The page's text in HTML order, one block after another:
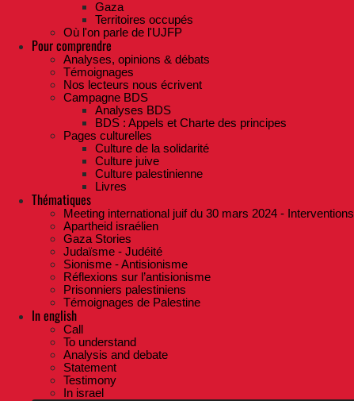
Gaza
Territoires occupés
Où l'on parle de l'UJFP
Pour comprendre
Analyses, opinions & débats
Témoignages
Nos lecteurs nous écrivent
Campagne BDS
Analyses BDS
BDS : Appels et Charte des principes
Pages culturelles
Culture de la solidarité
Culture juive
Culture palestinienne
Livres
Thématiques
Meeting international juif du 30 mars 2024 - Interventions
Apartheid israélien
Gaza Stories
Judaïsme - Judéité
Sionisme - Antisionisme
Réflexions sur l’antisionisme
Prisonniers palestiniens
Témoignages de Palestine
In english
Call
To understand
Analysis and debate
Statement
Testimony
In israel